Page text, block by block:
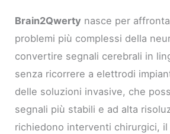
Brain2Qwerty nasce per
problemi più complessi della
convertire segnali cerebrali in
senza ricorrere a elettrodi
delle soluzioni invasive, che
segnali più stabili e ad alta
richiedono interventi chirurgici, il